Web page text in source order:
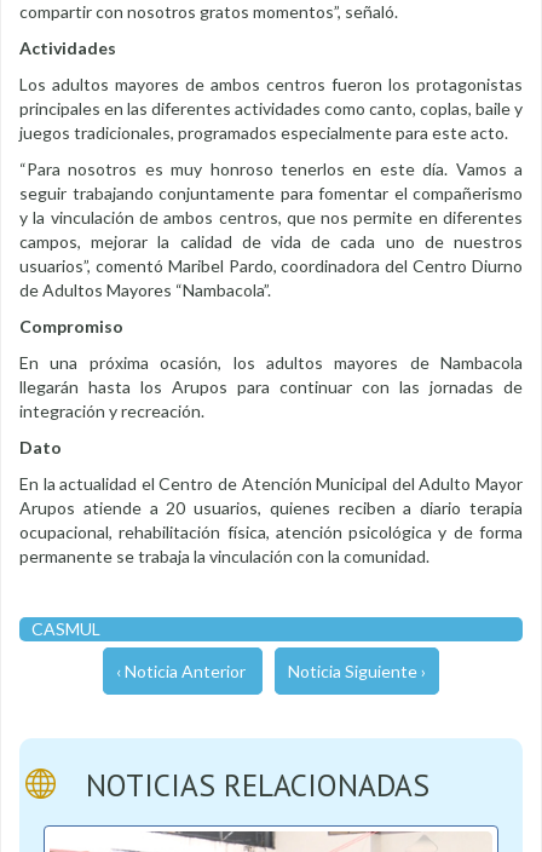
compartir con nosotros gratos momentos”, señaló.
Actividades
Los adultos mayores de ambos centros fueron los protagonistas
principales en las diferentes actividades como canto, coplas, baile y
juegos tradicionales, programados especialmente para este acto.
“Para nosotros es muy honroso tenerlos en este día. Vamos a
seguir trabajando conjuntamente para fomentar el compañerismo
y la vinculación de ambos centros, que nos permite en diferentes
campos, mejorar la calidad de vida de cada uno de nuestros
usuarios”, comentó Maribel Pardo, coordinadora del Centro Diurno
de Adultos Mayores “Nambacola”.
Compromiso
En una próxima ocasión, los adultos mayores de Nambacola
llegarán hasta los Arupos para continuar con las jornadas de
integración y recreación.
Dato
En la actualidad el Centro de Atención Municipal del Adulto Mayor
Arupos atiende a 20 usuarios, quienes reciben a diario terapia
ocupacional, rehabilitación física, atención psicológica y de forma
permanente se trabaja la vinculación con la comunidad.
CASMUL
‹ Noticia Anterior Noticia Siguiente ›
NOTICIAS RELACIONADAS